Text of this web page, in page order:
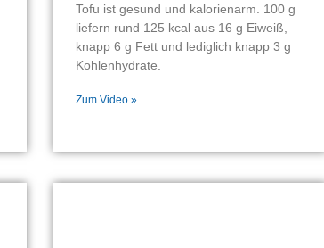
Tofu ist gesund und kalorienarm. 100 g
liefern rund 125 kcal aus 16 g Eiweiß,
knapp 6 g Fett und lediglich knapp 3 g
Kohlenhydrate.
Zum Video »